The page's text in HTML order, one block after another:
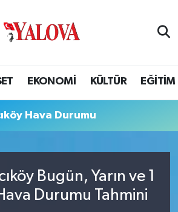
EKONOMİ KÜLTÜR EĞİTİM
Hava Durumu
Bugün, Yarın ve 1
Durumu Tahmini
Eczaneler
ve Fikstür